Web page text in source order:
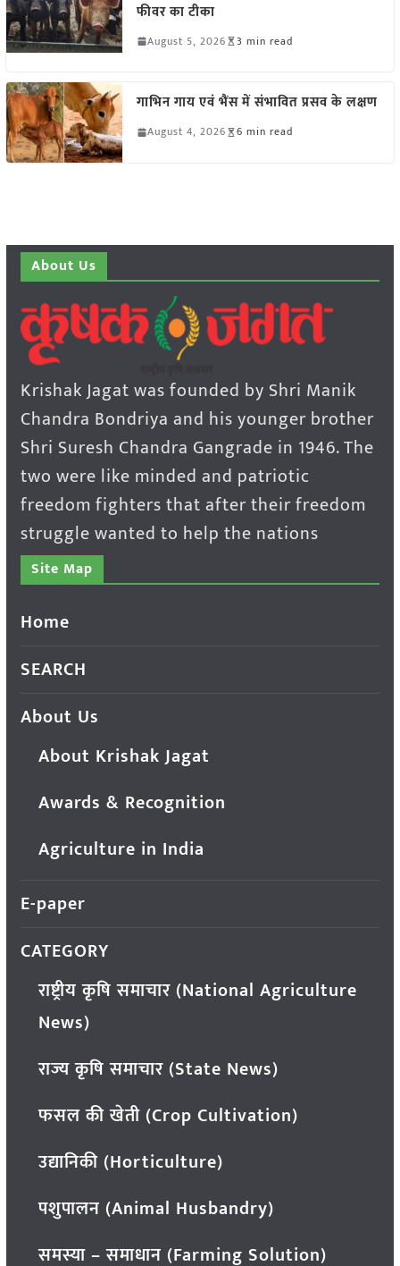
फीवर का टीका
August 5, 2026 3 min read
गाभिन गाय एवं भैंस में संभावित प्रसव के लक्षण
August 4, 2026 6 min read
About Us
Krishak Jagat was founded by Shri Manik
Chandra Bondriya and his younger brother
Shri Suresh Chandra Gangrade in 1946. The
two were like minded and patriotic
freedom fighters that after their freedom
struggle wanted to help the nations
Site Map
Home
SEARCH
About Us
About Krishak Jagat
Awards & Recognition
Agriculture in India
E-paper
CATEGORY
राष्ट्रीय कृषि समाचार (National Agriculture
News)
राज्य कृषि समाचार (State News)
फसल की खेती (Crop Cultivation)
उद्यानिकी (Horticulture)
पशुपालन (Animal Husbandry)
समस्या – समाधान (Farming Solution)